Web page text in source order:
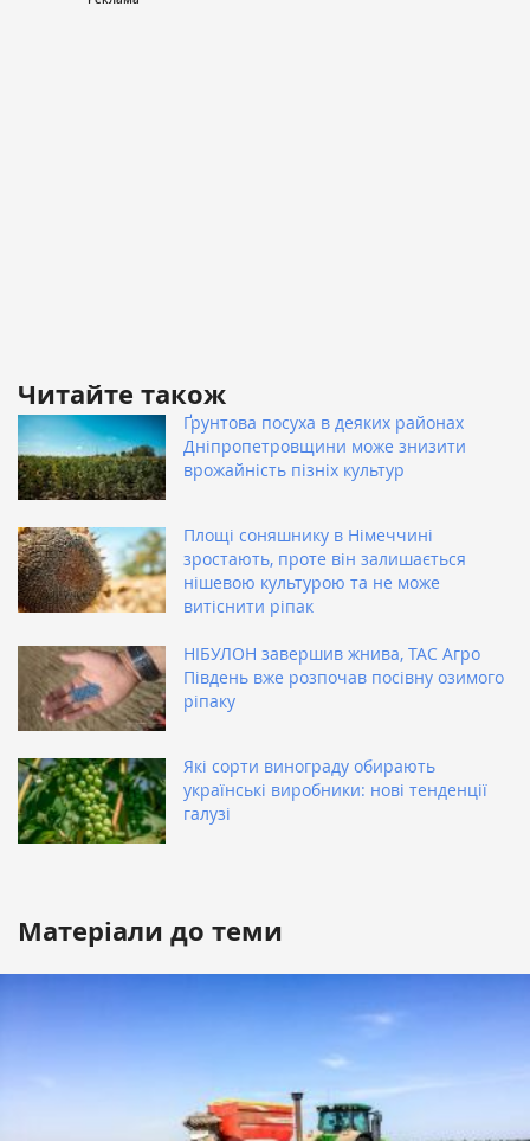
Читайте також
Ґрунтова посуха в деяких районах
Дніпропетровщини може знизити
врожайність пізніх культур
Площі соняшнику в Німеччині
зростають, проте він залишається
нішевою культурою та не може
витіснити ріпак
НІБУЛОН завершив жнива, ТАС Агро
Південь вже розпочав посівну озимого
ріпаку
Які сорти винограду обирають
українські виробники: нові тенденції
галузі
Матеріали до теми